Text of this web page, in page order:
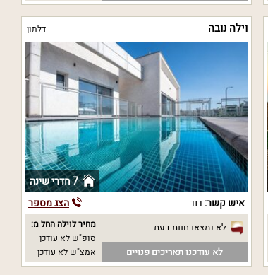
וילה נובה דלתון
7 חדרי שינה
איש קשר:דוד הצג מספר
לא נמצאו חוות דעת
לא עודכנו תאריכים פנויים
מחיר לוילה החל מ:
סופ"ש לא עודכן
אמצ"ש לא עודכן